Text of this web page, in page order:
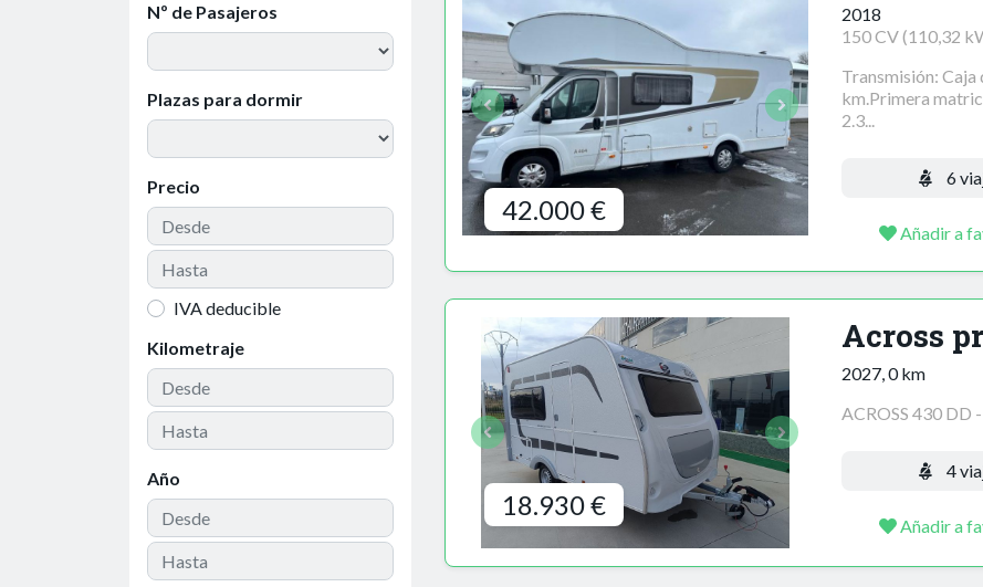
Nº de Pasajeros
Plazas para dormir
Precio
IVA deducible
Kilometraje
Año
42.000 €
2018
150 CV (110,32
Transmisión:
km.Primera
2.3...
6
Añadir a
18.930 €
Across
2027, 0 km
ACROSS 430 DD
4
Añadir a